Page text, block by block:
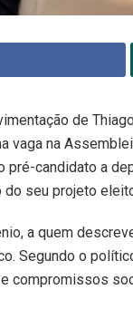
de
vaga na
pré-candidato a
seu projeto
a quem
Segundo o
compromissos